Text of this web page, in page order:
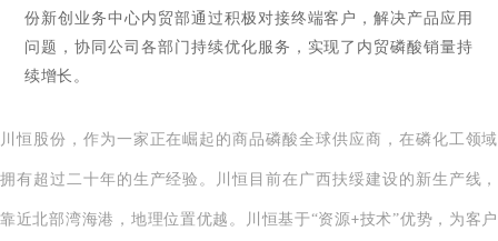
份新创业务中心内贸部通过积极对接终端客户，解决产品应用
问题，协同公司各部门持续优化服务，实现了内贸磷酸销量持
续增长。
川恒股份，作为一家正在崛起的商品磷酸全球供应商，在磷化工领域
拥有超过二十年的生产经验。川恒目前在广西扶绥建设的新生产线，
靠近北部湾海港，地理位置优越。川恒基于“资源+技术”优势，为客户